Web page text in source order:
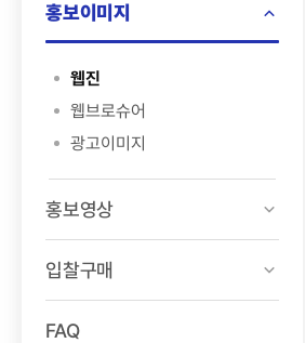
홍보이미지
웹진
웹브로슈어
광고이미지
홍보영상
입찰구매
FAQ